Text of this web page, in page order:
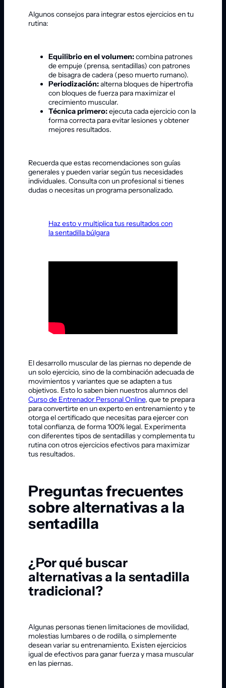
Algunos consejos para integrar estos ejercicios en tu
rutina:
Equilibrio en el volumen:combina patrones
de empuje (prensa, sentadillas) con patrones
de bisagra de cadera (peso muerto rumano).
Periodización:alterna bloques de hipertrofia
con bloques de fuerza para maximizar el
crecimiento muscular.
Técnica primero:ejecuta cada ejercicio con la
forma correcta para evitar lesiones y obtener
mejores resultados.
Recuerda que estas recomendaciones son guías
generales y pueden variar según tus necesidades
individuales. Consulta con un profesional si tienes
dudas o necesitas un programa personalizado.
Haz esto y multiplica tus resultados con
la sentadilla búlgara
El desarrollo muscular de las piernas no depende de
un solo ejercicio, sino de la combinación adecuada de
movimientos y variantes que se adapten a tus
objetivos. Esto lo saben bien nuestros alumnos del
Curso de Entrenador Personal Online, que te prepara
para convertirte en un experto en entrenamiento y te
otorga el certificado que necesitas para ejercer con
total confianza, de forma 100% legal. Experimenta
con diferentes tipos de sentadillas y complementa tu
rutina con otros ejercicios efectivos para maximizar
tus resultados.
Preguntas frecuentes
sobre alternativas a la
sentadilla
¿Por qué buscar
alternativas a la sentadilla
tradicional?
Algunas personas tienen limitaciones de movilidad,
molestias lumbares o de rodilla, o simplemente
desean variar su entrenamiento. Existen ejercicios
igual de efectivos para ganar fuerza y masa muscular
en las piernas.